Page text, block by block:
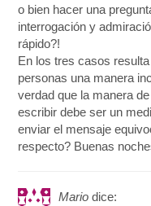
o bien hacer una
interrogación y
rápido?!
En los tres casos
personas una manera
verdad que la manera
escribir debe ser un
enviar el mensaje
respecto? Buenas
Mario dice: